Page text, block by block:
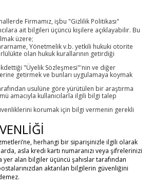
Firmamız, işbu "Gizlilik Politikası"
ait bilgileri üçüncü kişilere açıklayabilir. Bu
üzere;
Yönetmelik v.b. yetkili hukuki otorite
olan hukuk kurallarının getirdiği
"Üyelik Sözleşmesi"'nin ve diğer
getirmek ve bunları uygulamaya koymak
usulüne göre yürütülen bir araştırma
amacıyla kullanıcılarla ilgili bilgi talep
korumak için bilgi vermenin gerekli
herhangi bir siparişinizle ilgili olarak
asla kredi kartı numaranızı veya şifrelerinizi
yer alan bilgiler üçüncü şahıslar tarafından
aktarılan bilgilerin güvenliğini